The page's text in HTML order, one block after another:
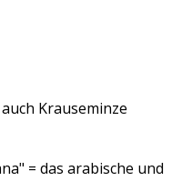
Krauseminze
= das arabische und